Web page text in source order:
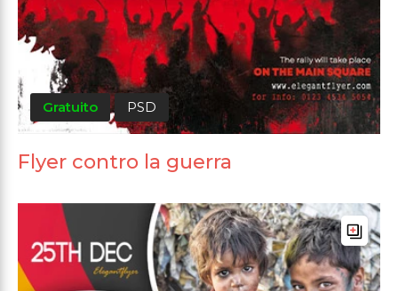
Gratuito PSD
Flyer contro la guerra